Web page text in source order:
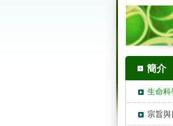
簡介
生命
宗旨